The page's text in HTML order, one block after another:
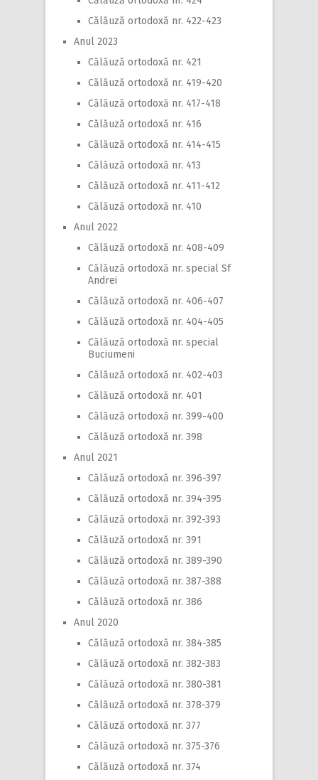
Călăuză ortodoxă nr. 422-423
Anul 2023
Călăuză ortodoxă nr. 421
Călăuză ortodoxă nr. 419-420
Călăuză ortodoxă nr. 417-418
Călăuză ortodoxă nr. 416
Călăuză ortodoxă nr. 414-415
Călăuză ortodoxă nr. 413
Călăuză ortodoxă nr. 411-412
Călăuză ortodoxă nr. 410
Anul 2022
Călăuză ortodoxă nr. 408-409
Călăuză ortodoxă nr. special Sf
Andrei
Călăuză ortodoxă nr. 406-407
Călăuză ortodoxă nr. 404-405
Călăuză ortodoxă nr. special
Buciumeni
Călăuză ortodoxă nr. 402-403
Călăuză ortodoxă nr. 401
Călăuză ortodoxă nr. 399-400
Călăuză ortodoxă nr. 398
Anul 2021
Călăuză ortodoxă nr. 396-397
Călăuză ortodoxă nr. 394-395
Călăuză ortodoxă nr. 392-393
Călăuză ortodoxă nr. 391
Călăuză ortodoxă nr. 389-390
Călăuză ortodoxă nr. 387-388
Călăuză ortodoxă nr. 386
Anul 2020
Călăuză ortodoxă nr. 384-385
Călăuză ortodoxă nr. 382-383
Călăuză ortodoxă nr. 380-381
Călăuză ortodoxă nr. 378-379
Călăuză ortodoxă nr. 377
Călăuză ortodoxă nr. 375-376
Călăuză ortodoxă nr. 374